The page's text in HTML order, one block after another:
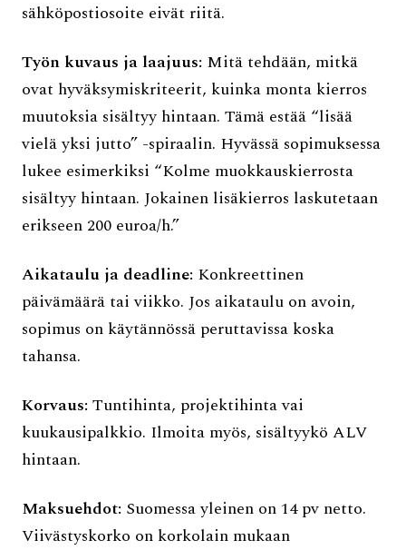
sähköpostiosoite eivät riitä.
Työn kuvaus ja laajuus: Mitä tehdään, mitkä
ovat hyväksymiskriteerit, kuinka monta kierros
muutoksia sisältyy hintaan. Tämä estää “lisää
vielä yksi jutto” -spiraalin. Hyvässä sopimuksessa
lukee esimerkiksi “Kolme muokkauskierrosta
sisältyy hintaan. Jokainen lisäkierros laskutetaan
erikseen 200 euroa/h.”
Aikataulu ja deadline: Konkreettinen
päivämäärä tai viikko. Jos aikataulu on avoin,
sopimus on käytännössä peruttavissa koska
tahansa.
Korvaus: Tuntihinta, projektihinta vai
kuukausipalkkio. Ilmoita myös, sisältyykö ALV
hintaan.
Maksuehdot: Suomessa yleinen on 14 pv netto.
Viivästyskorko on korkolain mukaan